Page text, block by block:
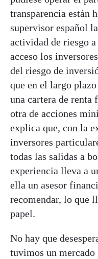
transparencia están
supervisor español
actividad de riesgo
acceso los
del riesgo de
que en el largo
una cartera de
otra de acciones
explica que, con la
inversores
todas las salidas a
experiencia lleva a
ella un asesor
recomendar, lo que
papel.
No hay que
tuvimos un